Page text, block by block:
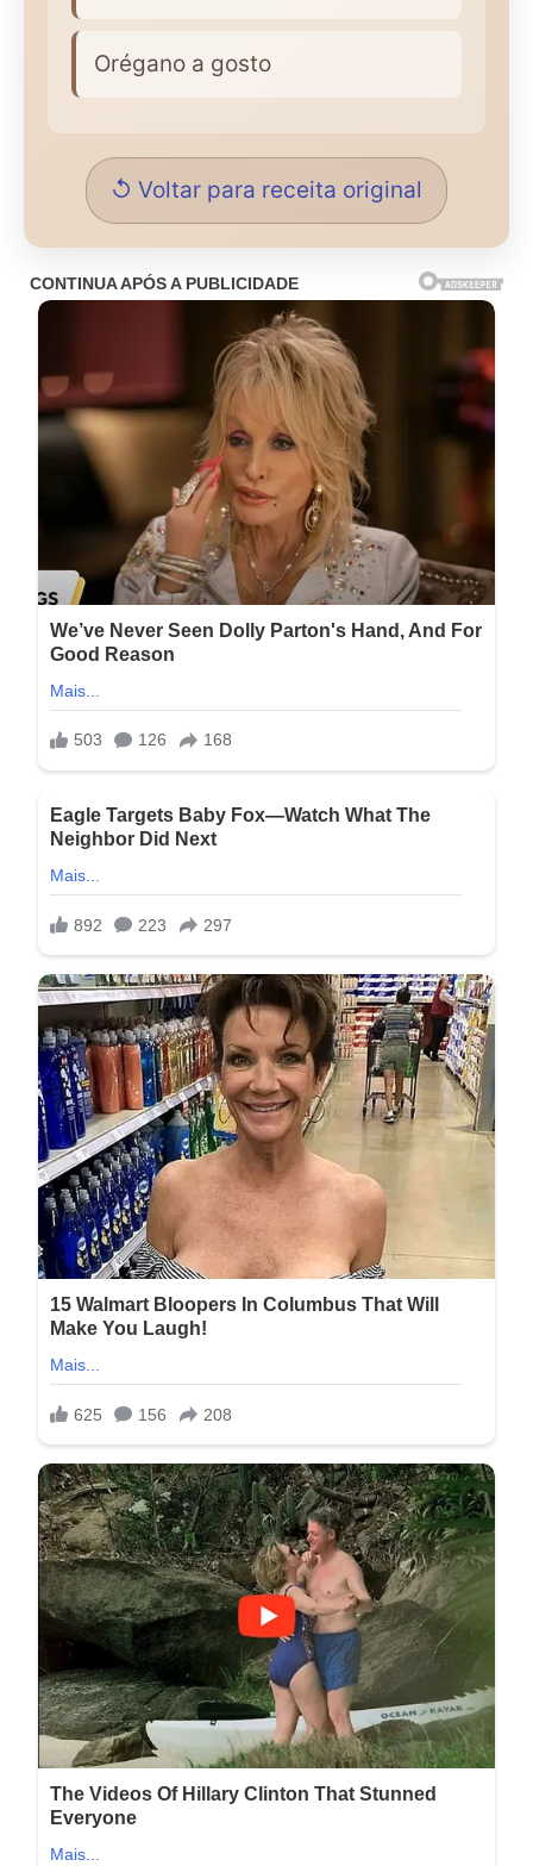
Orégano a gosto
↺ Voltar para receita original